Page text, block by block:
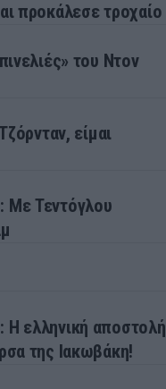
προκάλεσε τροχαίο
του Ντον
είμαι
Με Τεντόγλου
ελληνική αποστολή
της Ιακωβάκη!